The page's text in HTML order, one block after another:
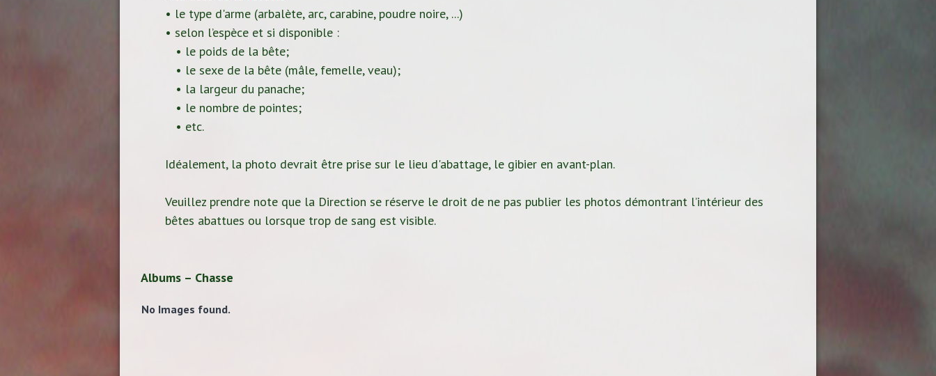
• le type d'arme (arbalète, arc, carabine, poudre noire, ...)
• selon l’espèce et si disponible :
• le poids de la bête;
• le sexe de la bête (mâle, femelle, veau);
• la largeur du panache;
• le nombre de pointes;
• etc.
Idéalement, la photo devrait être prise sur le lieu d'abattage, le gibier en avant-plan.
Veuillez prendre note que la Direction se réserve le droit de ne pas publier les photos démontrant l’intérieur des
bêtes abattues ou lorsque trop de sang est visible.
Albums – Chasse
No Images found.